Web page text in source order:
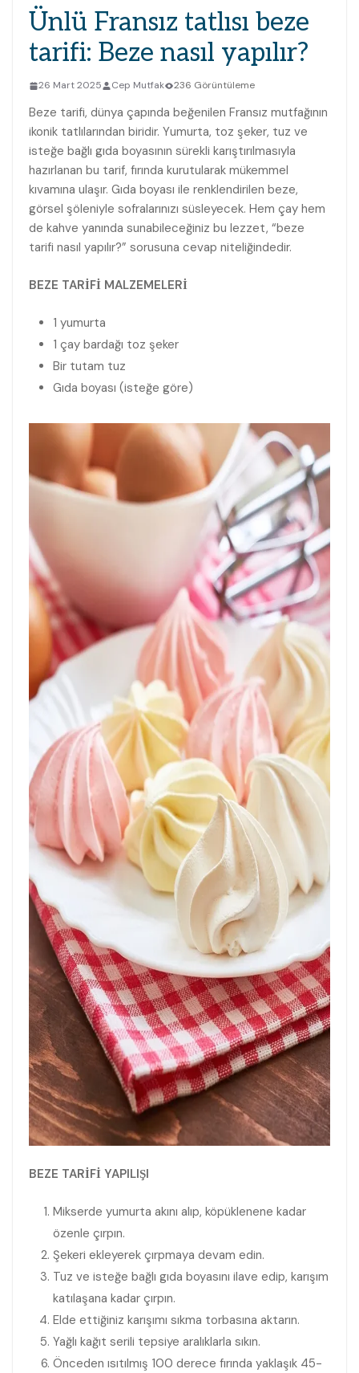
Ünlü Fransız tatlısı beze
tarifi: Beze nasıl yapılır?
26 Mart 2025 Cep Mutfak 236 Görüntüleme
Beze tarifi, dünya çapında beğenilen Fransız mutfağının
ikonik tatlılarından biridir. Yumurta, toz şeker, tuz ve
isteğe bağlı gıda boyasının sürekli karıştırılmasıyla
hazırlanan bu tarif, fırında kurutularak mükemmel
kıvamına ulaşır. Gıda boyası ile renklendirilen beze,
görsel şöleniyle sofralarınızı süsleyecek. Hem çay hem
de kahve yanında sunabileceğiniz bu lezzet, “beze
tarifi nasıl yapılır?” sorusuna cevap niteliğindedir.
BEZE TARİFİ MALZEMELERİ
1 yumurta
1 çay bardağı toz şeker
Bir tutam tuz
Gıda boyası (isteğe göre)
BEZE TARİFİ YAPILIŞI
Mikserde yumurta akını alıp, köpüklenene kadar
özenle çırpın.
Şekeri ekleyerek çırpmaya devam edin.
Tuz ve isteğe bağlı gıda boyasını ilave edip, karışım
katılaşana kadar çırpın.
Elde ettiğiniz karışımı sıkma torbasına aktarın.
Yağlı kağıt serili tepsiye aralıklarla sıkın.
Önceden ısıtılmış 100 derece fırında yaklaşık 45-